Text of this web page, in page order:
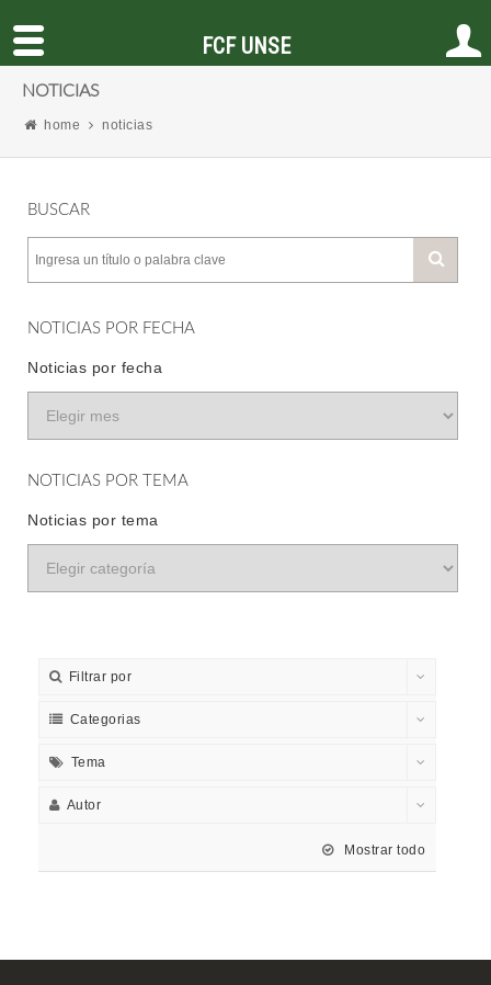
NOTICIAS
home noticias
BUSCAR
NOTICIAS POR FECHA
Noticias por fecha
NOTICIAS POR TEMA
Noticias por tema
Filtrar por
Categorias
Tema
Autor
Mostrar todo
FCF UNSE